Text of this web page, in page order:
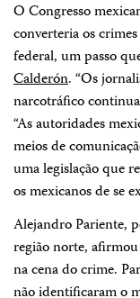
O Congresso
converteria os
federal, um passo
Calderón. “Os
narcotráfico
“As autoridades
meios de
uma legislação que
os mexicanos de se
Alejandro Pariente,
região norte,
na cena do crime.